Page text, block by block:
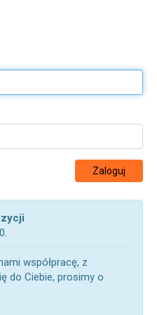
Zaloguj
współpracę, z
do Ciebie, prosimy o